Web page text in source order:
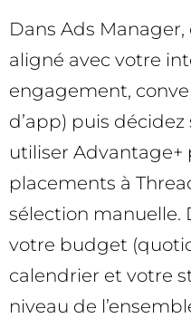
Dans Ads
aligné avec votre
engagement,
d’app) puis
utiliser Advantage+
placements à
sélection manuelle.
votre budget
calendrier et votre
niveau de